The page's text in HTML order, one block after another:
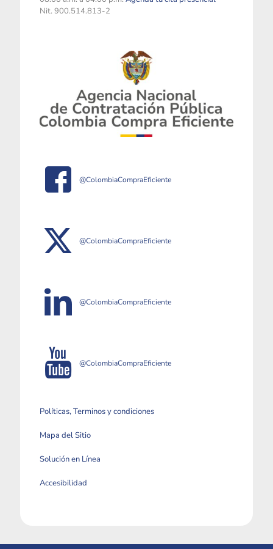
Nit. 900.514.813-2
@ColombiaCompraEficiente
@ColombiaCompraEficiente
@ColombiaCompraEficiente
@ColombiaCompraEficiente
Políticas, Terminos y condiciones
Mapa del Sitio
Solución en Línea
Accesibilidad